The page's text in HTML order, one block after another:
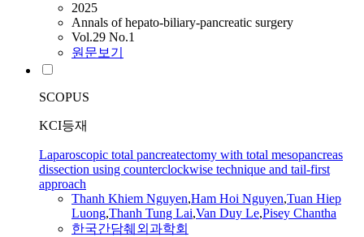
2025
Annals of hepato-biliary-pancreatic surgery
Vol.29 No.1
원문보기
SCOPUS
KCI등재
Laparoscopic total pancreatectomy with total mesopancreas
dissection using counterclockwise technique and tail-first
approach
Thanh Khiem Nguyen,Ham Hoi Nguyen,Tuan Hiep
Luong,Thanh Tung Lai,Van Duy Le,Pisey Chantha
한국간담췌외과학회